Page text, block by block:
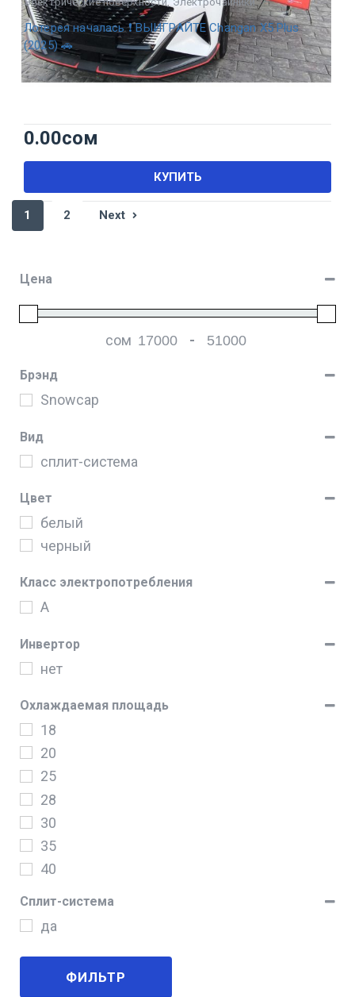
Цена
сом -
Брэнд
Snowcap
Вид
сплит-система
Цвет
белый
черный
Класс электропотребления
A
Инвертор
нет
Охлаждаемая площадь
18
20
25
28
30
35
40
Сплит-система
да
ФИЛЬТР
Лотерея началась ❗ ВЫИГРАЙТЕ Changan X5 Plus
(2025) 🚗
0.00сом
КУПИТЬ
1 2 Next